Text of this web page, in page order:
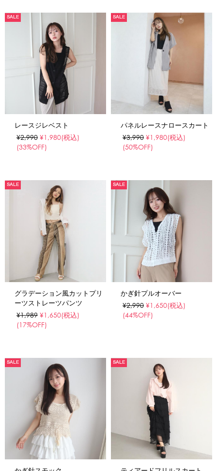
SALE
レースジレベスト
¥2,990 ¥1,980(税込)
(33%OFF)
SALE
パネルレースナロースカート
¥3,990 ¥1,980(税込)
(50%OFF)
SALE
グラデーション風カットプリ
ーツストレーツパンツ
¥1,989 ¥1,650(税込)
(17%OFF)
SALE
かぎ針プルオーバー
¥2,990 ¥1,650(税込)
(44%OFF)
SALE SALE